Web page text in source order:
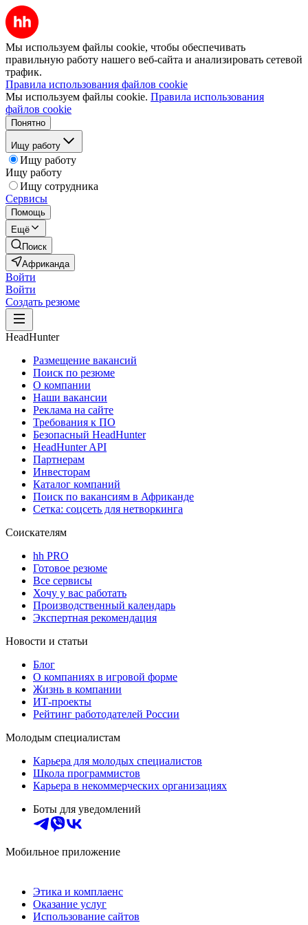
Мы используем файлы cookie, чтобы обеспечивать
правильную работу нашего веб-сайта и анализировать сетевой
трафик.
Правила использования файлов cookie
Мы используем файлы cookie. Правила использования
файлов cookie
Понятно
Ищу работу
Ищу работу
Ищу работу
Ищу сотрудника
Сервисы
Помощь
Ещё
Поиск
Африканда
Войти
Войти
Создать резюме
HeadHunter
Размещение вакансий
Поиск по резюме
О компании
Наши вакансии
Реклама на сайте
Требования к ПО
Безопасный HeadHunter
HeadHunter API
Партнерам
Инвесторам
Каталог компаний
Поиск по вакансиям в Африканде
Сетка: соцсеть для нетворкинга
Соискателям
hh PRO
Готовое резюме
Все сервисы
Хочу у вас работать
Производственный календарь
Экспертная рекомендация
Новости и статьи
Блог
О компаниях в игровой форме
Жизнь в компании
ИТ-проекты
Рейтинг работодателей России
Молодым специалистам
Карьера для молодых специалистов
Школа программистов
Карьера в некоммерческих организациях
Боты для уведомлений
Мобильное приложение
Этика и комплаенс
Оказание услуг
Использование сайтов